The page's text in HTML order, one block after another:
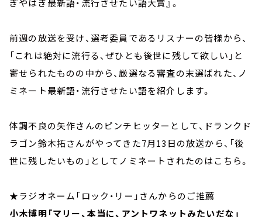
ぎやはぎ最新語・流行させたい語大賞』。
前週の放送を受け、選考委員であるリスナーの皆様から、
「これは絶対に流行る、ぜひとも後世に残して欲しい」と
寄せられたものの中から、厳選なる審査の末選ばれた、ノ
ミネート最新語・流行させたい語を紹介します。
体調不良の矢作さんのピンチヒッターとして、ドランクド
ラゴン鈴木拓さんがやってきた7月13日の放送から、「後
世に残したいもの」としてノミネートされたのはこちら。
★ラジオネーム「ロック・リー」さんからのご推薦
小木博明「マリー、本当に、アントワネットみたいだな」